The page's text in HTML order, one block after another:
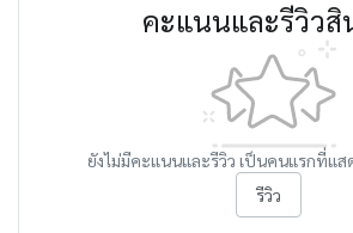
คะแนนและรีวิวสิ
ยังไม่มีคะแนนและรีวิว เป็นคนแรกที่แส
รีวิว